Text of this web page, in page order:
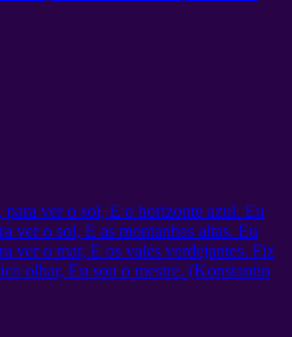
para ver o sol, E o horizonte azul. Eu
ver o sol, E as montanhas altas. Eu
ver o mar, E os vales verdejantes. Fiz
olhar, Eu sou o mestre. (Konstantin